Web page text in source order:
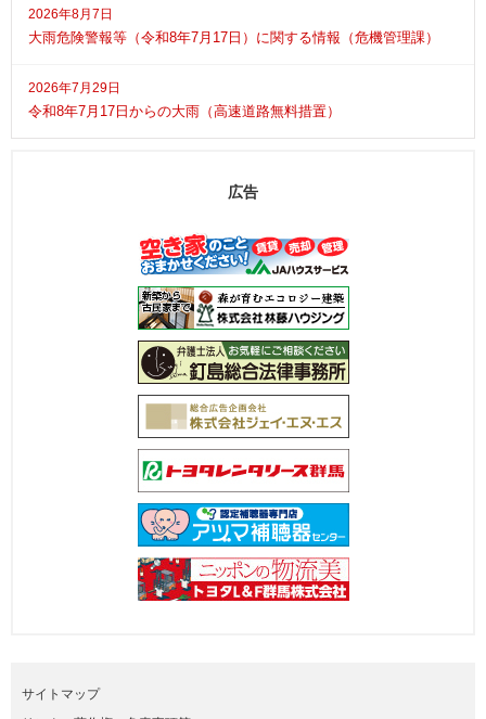
2026年8月7日
大雨危険警報等（令和8年7月17日）に関する情報（危機管理課）
2026年7月29日
令和8年7月17日からの大雨（高速道路無料措置）
広告
サイトマップ